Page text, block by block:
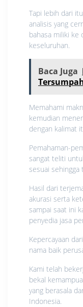
Tapi lebih dari
analisis yang
bahasa miliki ke
keseluruhan.
Baca Juga
Memahami
kemudian
dengan kalimat
Pemahaman-
sangat teliti
sesuai sehingga
Hasil dari
akurasi serta
sampai saat ini
penyedia jasa
Kepercayaan
nama baik
Kami telah
bekal
yang berasala
Indonesia.